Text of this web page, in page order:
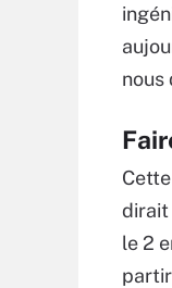
nous
dirait
le 2